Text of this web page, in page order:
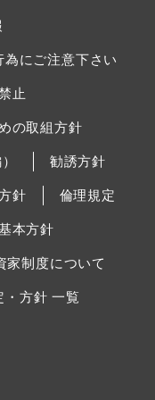
にご注意下さい
止
の取組方針
勧誘方針
針 倫理規定
本方針
家制度について
・方針 一覧